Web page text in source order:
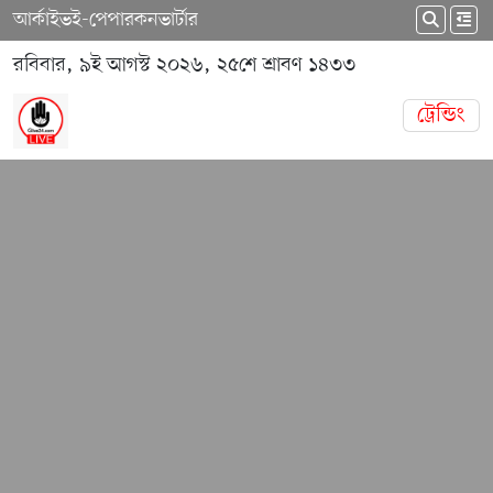
আর্কাইভই-পেপারকনভার্টার
রবিবার, ৯ই আগস্ট ২০২৬, ২৫শে শ্রাবণ ১৪৩৩
ট্রেন্ডিং